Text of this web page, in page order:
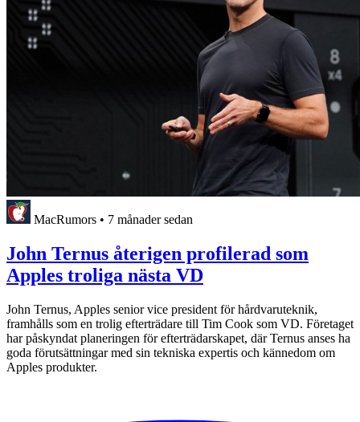
MacRumors • 7 månader sedan
John Ternus återigen profilerad som
Apples troliga nästa VD
John Ternus, Apples senior vice president för hårdvaruteknik,
framhålls som en trolig efterträdare till Tim Cook som VD. Företaget
har påskyndat planeringen för efterträdarskapet, där Ternus anses ha
goda förutsättningar med sin tekniska expertis och kännedom om
Apples produkter.